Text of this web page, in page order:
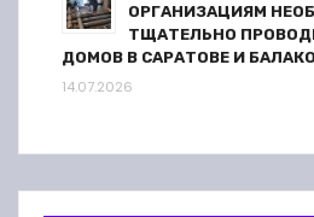
ОРГАНИЗАЦИЯМ
ТЩАТЕЛЬНО
ДОМОВ В САРАТОВЕ И
14.07.2026